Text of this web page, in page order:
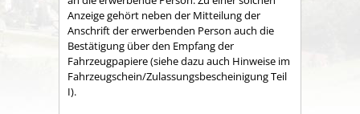
Anzeige gehört neben der Mitteilung der
Anschrift der erwerbenden Person auch die
Bestätigung über den Empfang der
Fahrzeugpapiere (siehe dazu auch Hinweise im
Fahrzeugschein/Zulassungsbescheinigung Teil
I).